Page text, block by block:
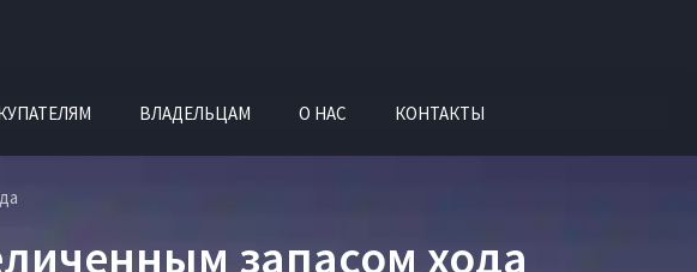
ВЛАДЕЛЬЦАМ О НАС КОНТАКТЫ
запасом хода